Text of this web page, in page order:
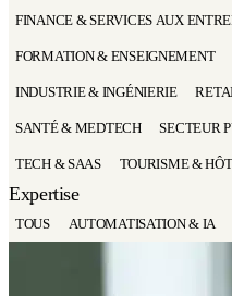
FINANCE & SERVICES AUX
FORMATION & ENSEIGNEMENT
INDUSTRIE & INGÉNIERIE
SANTÉ & MEDTECH SECTEUR
TECH & SAAS TOURISME &
Expertise
TOUS AUTOMATISATION & IA